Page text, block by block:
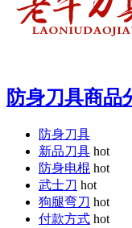
防身刀具商品
防身刀具
新品刀具 hot
防身电棍 hot
武士刀 hot
狗腿弯刀 hot
付款方式 hot